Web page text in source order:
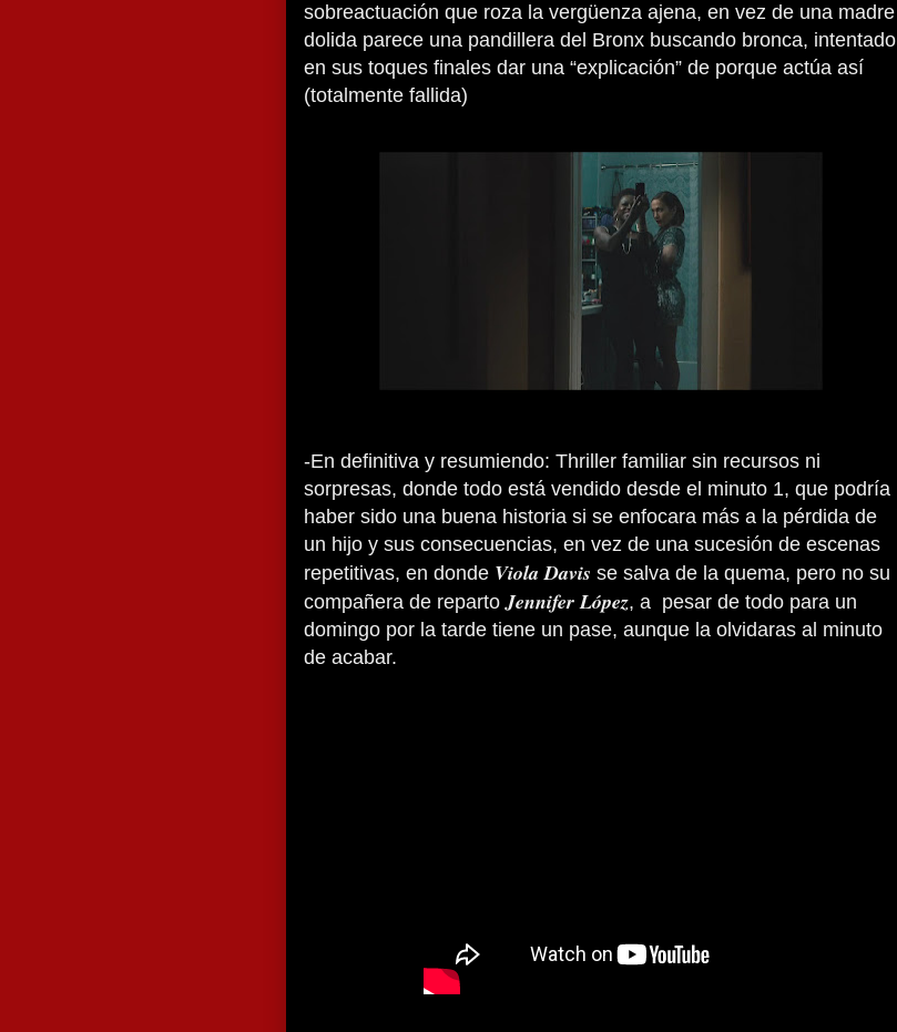
sobreactuación que roza la vergüenza ajena, en vez de una madre
dolida parece una pandillera del Bronx buscando bronca, intentado
en sus toques finales dar una “explicación” de porque actúa así
(totalmente fallida)
-En definitiva y resumiendo: Thriller familiar sin recursos ni
sorpresas, donde todo está vendido desde el minuto 1, que podría
haber sido una buena historia si se enfocara más a la pérdida de
un hijo y sus consecuencias, en vez de una sucesión de escenas
repetitivas, en donde Viola Davis se salva de la quema, pero no su
compañera de reparto Jennifer López, a pesar de todo para un
domingo por la tarde tiene un pase, aunque la olvidaras al minuto
de acabar.